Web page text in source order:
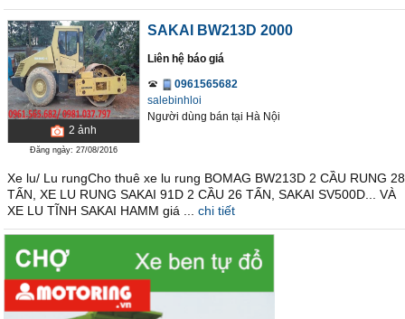
2 ảnh
Đăng ngày: 27/08/2016
SAKAI BW213D 2000
Liên hệ báo giá
0961565682
salebinhloi
Người dùng bán tại Hà Nội
Xe lu/ Lu rungCho thuê xe lu rung BOMAG BW213D 2 CẦU RUNG 28
TẤN, XE LU RUNG SAKAI 91D 2 CẦU 26 TẤN, SAKAI SV500D... VÀ
XE LU TĨNH SAKAI HAMM giá ...
chi tiết